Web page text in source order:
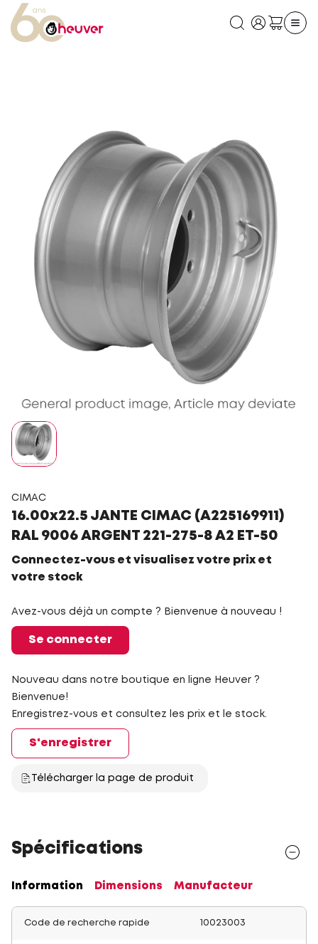
CIMAC
16.00x22.5 JANTE CIMAC (A225169911)
RAL 9006 ARGENT 221-275-8 A2 ET-50
Connectez-vous et visualisez votre prix et
votre stock
Avez-vous déjà un compte ? Bienvenue à nouveau !
Se connecter
Nouveau dans notre boutique en ligne Heuver ?
Bienvenue!
Enregistrez-vous et consultez les prix et le stock.
S'enregistrer
Télécharger la page de produit
Spécifications
Information Dimensions Manufacteur
Code de recherche rapide 10023003